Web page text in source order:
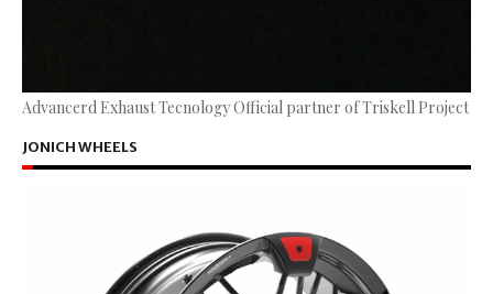
Advancerd Exhaust Tecnology Official partner of Triskell Project
JONICH WHEELS